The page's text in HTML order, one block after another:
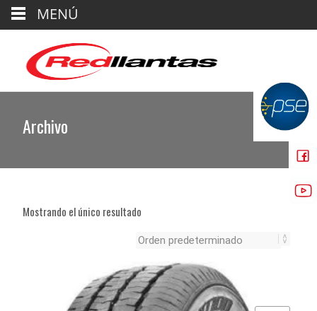
Archivo
Mostrando el único resultado
MENÚ